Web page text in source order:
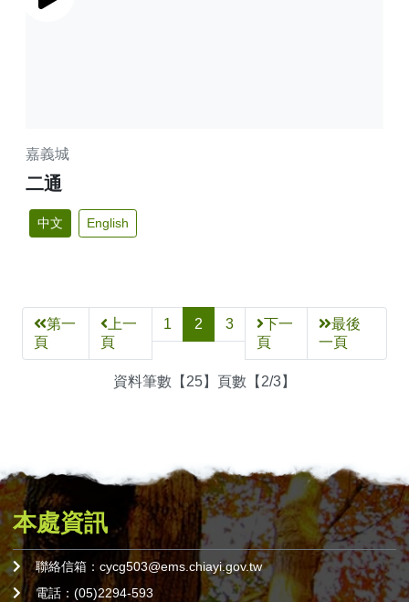
嘉義城
二通
中文 English
第一
頁
上一
頁
1 2 3
下一
頁
最後
一頁
資料筆數【25】頁數【2/3】
本處資訊
聯絡信箱：cycg503@ems.chiayi.gov.tw
電話：(05)2294-593